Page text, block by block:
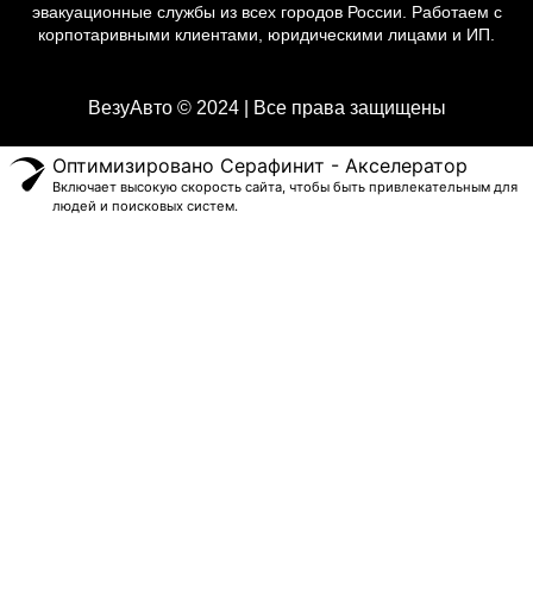
эвакуационные службы из всех городов России. Работаем с
корпотаривными клиентами, юридическими лицами и ИП.
ВезуАвто © 2024 | Все права защищены
Оптимизировано Серафинит - Акселератор
Включает высокую скорость сайта, чтобы быть привлекательным для
людей и поисковых систем.